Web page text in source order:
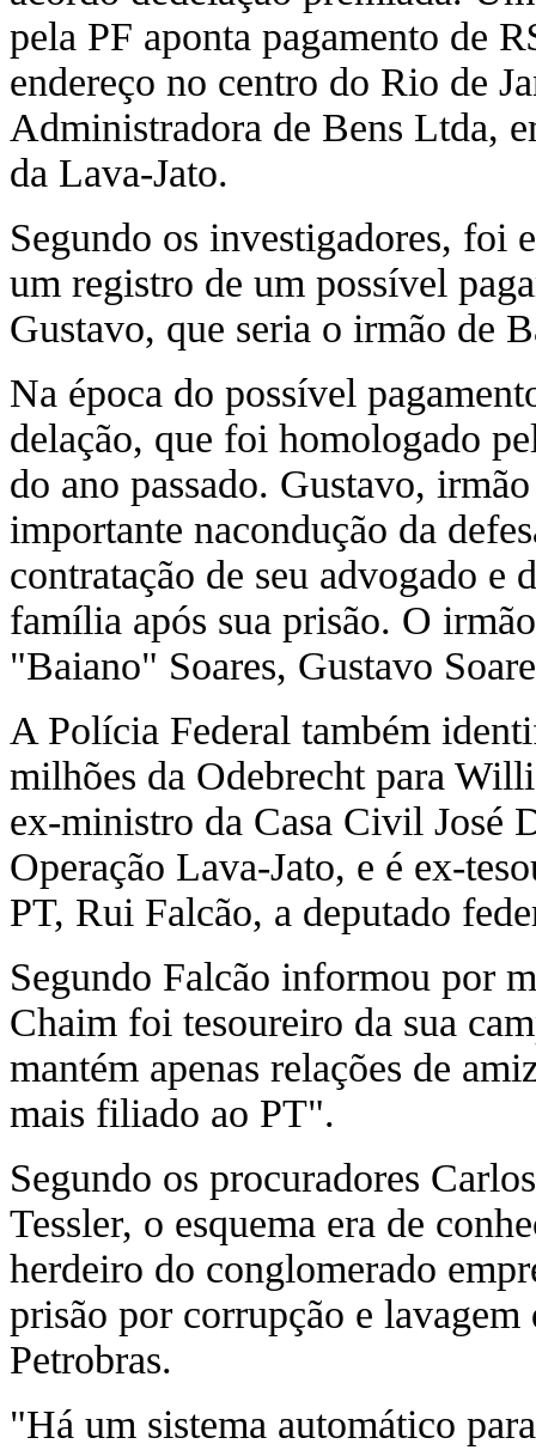
pela PF aponta pagamento de
endereço no centro do Rio de
Administradora de Bens Ltda,
da Lava-Jato.
Segundo os investigadores, foi
um registro de um possível
Gustavo, que seria o irmão de
Na época do possível
delação, que foi homologado
do ano passado. Gustavo,
importante nacondução da
contratação de seu advogado e
família após sua prisão. O
"Baiano" Soares, Gustavo
A Polícia Federal também
milhões da Odebrecht para
ex-ministro da Casa Civil José
Operação Lava-Jato, e é ex-
PT, Rui Falcão, a deputado
Segundo Falcão informou por
Chaim foi tesoureiro da sua
mantém apenas relações de
mais filiado ao PT".
Segundo os procuradores
Tessler, o esquema era de
herdeiro do conglomerado
prisão por corrupção e
Petrobras.
"Há um sistema automático